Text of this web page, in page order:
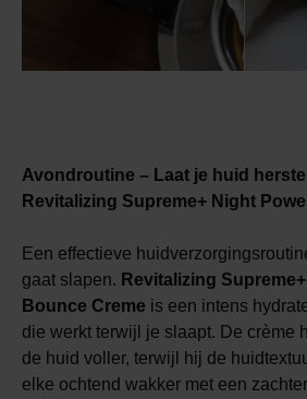
Avondroutine – Laat je huid
Revitalizing Supreme+ Night
Een effectieve
gaat slapen. Revitalizing
Bounce Creme is een intens
die werkt terwijl je slaapt. De crème
de huid voller, terwijl hij de
elke ochtend wakker met een